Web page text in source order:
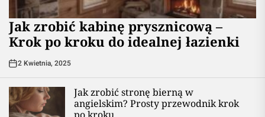
Jak zrobić kabinę prysznicową –
Krok po kroku do idealnej łazienki
2 Kwietnia, 2025
Jak zrobić stronę bierną w
angielskim? Prosty przewodnik krok